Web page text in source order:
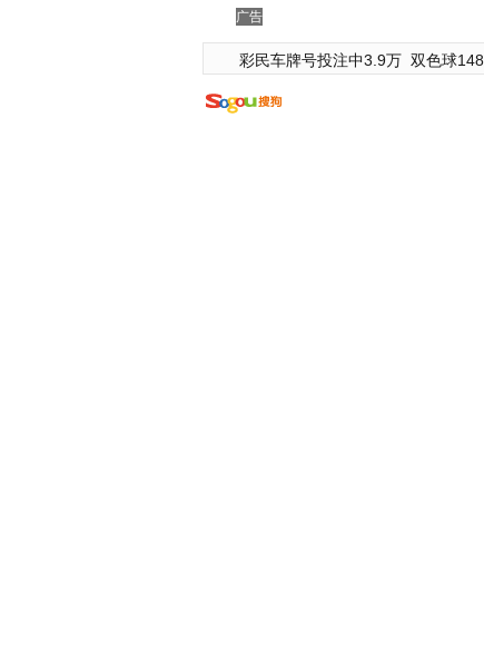
广告
彩民车牌号投注中3.9万 双色球